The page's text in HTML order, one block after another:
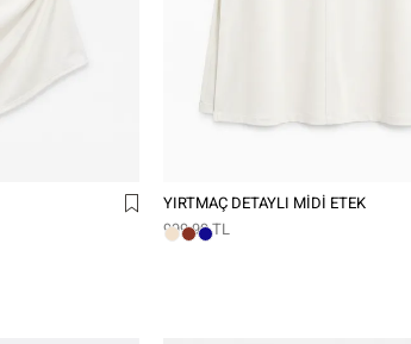
YIRTMAÇ DETAYLI MIDI ETEK
999,99 TL